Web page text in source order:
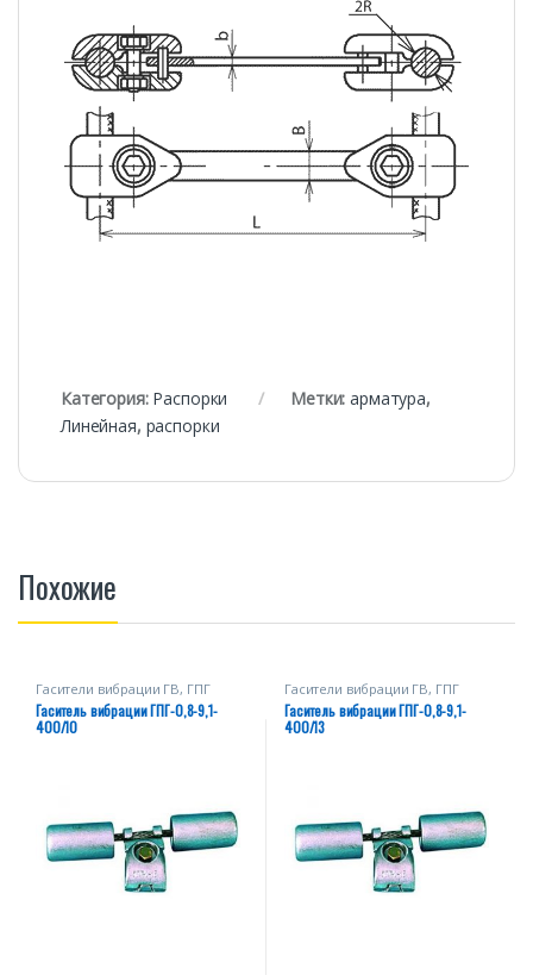
Категория: Распорки Метки:арматура,
Линейная, распорки
Похожие
Гасители вибрации ГВ, ГПГ
Гаситель вибрации ГПГ-0,8-9,1-
400/10
Гасители вибрации ГВ, ГПГ
Гаситель вибрации ГПГ-0,8-9,1-
400/13